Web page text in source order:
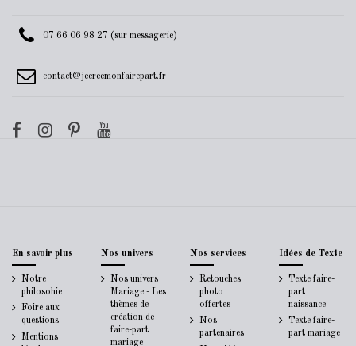
07 66 06 98 27 (sur messagerie)
contact@jecreemonfairepart.fr
En savoir plus
Notre
philosohie
Foire aux
questions
Mentions
Nos univers
Nos univers
Mariage - Les
thèmes de
création de
faire-part
mariage
Nos services
Retouches
photo
offertes
Nos
partenaires
Idées de Texte
Texte faire-
part
naissance
Texte faire-
part mariage